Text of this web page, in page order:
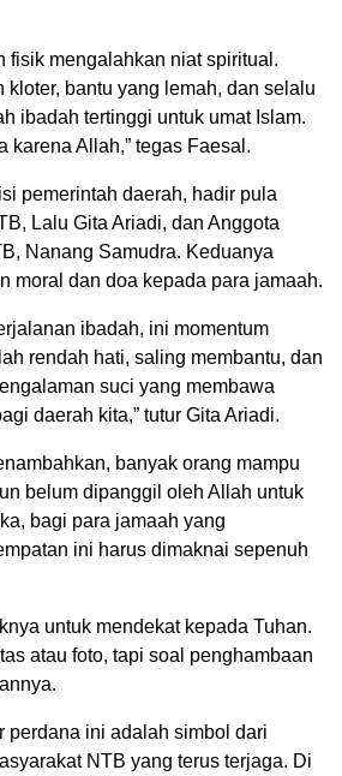
fisik mengalahkan niat spiritual.
kloter, bantu yang lemah, dan selalu
ibadah tertinggi untuk umat Islam.
karena Allah,” tegas Faesal.
pemerintah daerah, hadir pula
Lalu Gita Ariadi, dan Anggota
Nanang Samudra. Keduanya
moral dan doa kepada para jamaah.
ibadah, ini momentum
rendah hati, saling membantu, dan
suci yang membawa
daerah kita,” tutur Gita Ariadi.
banyak orang mampu
belum dipanggil oleh Allah untuk
bagi para jamaah yang
ini harus dimaknai sepenuh
untuk mendekat kepada Tuhan.
atau foto, tapi soal penghambaan
perdana ini adalah simbol dari
NTB yang terus terjaga. Di